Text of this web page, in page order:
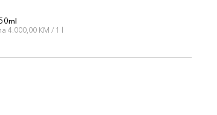
4.000,00 KM / 1 l